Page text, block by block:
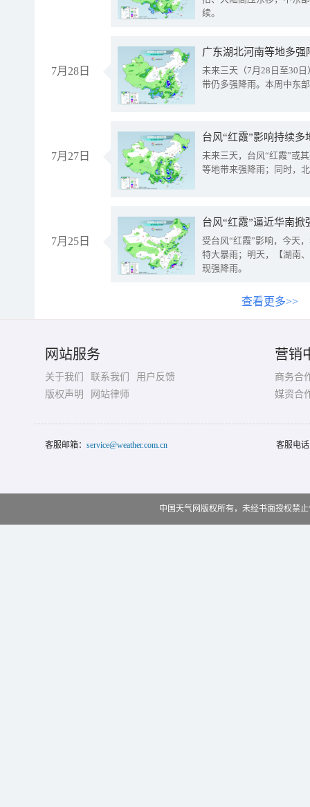
续。
7月28日
广东湖北河南等地多
未来三天（7月28日至30
带仍多强降雨。本周中东
7月27日
台风“红霞”影响持续
未来三天，台风“红霞”或
等地带来强降雨；同时，
7月25日
台风“红霞”逼近华南
受台风“红霞”影响，今天
特大暴雨；明天，【湖南
现强降雨。
查看更多>>
网站服务
关于我们 联系我们
用户反馈
版权声明
网站律师
营销
商务合
媒资合
客服邮箱： service@weather.com.cn 客服电
中国天气网版权所有，未经书面授权